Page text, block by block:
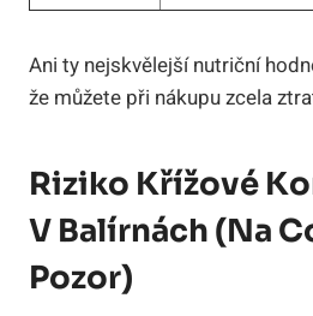
Ani ty nejskvělejší nutriční
že můžete při nákupu zcela
Riziko Křížové
V Balírnách (Na
Pozor)